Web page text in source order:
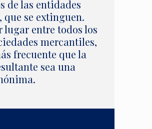
de las entidades
que se extinguen.
lugar entre todos los
mercantiles,
frecuente que la
sea una